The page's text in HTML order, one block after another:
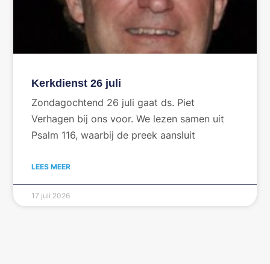
Kerkdienst 26 juli
Zondagochtend 26 juli gaat ds. Piet
Verhagen bij ons voor. We lezen samen uit
Psalm 116, waarbij de preek aansluit
LEES MEER
17 juli 2026